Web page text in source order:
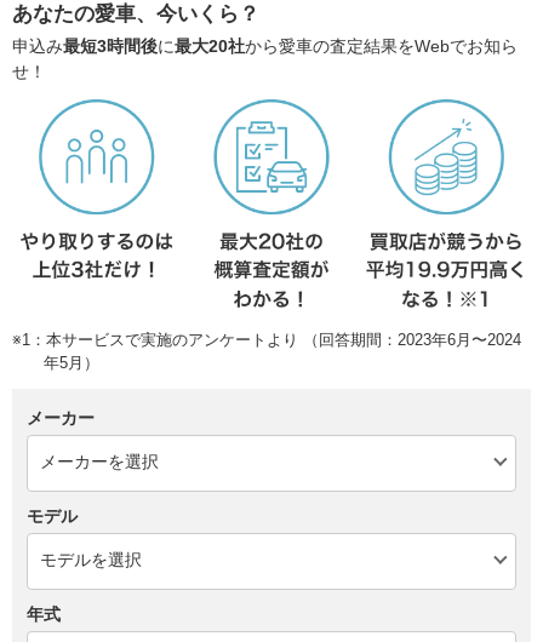
あなたの愛車、今いくら？
申込み最短3時間後に最大20社から愛車の査定結果をWebでお知ら
せ！
※1：本サービスで実施のアンケートより （回答期間：2023年6月〜2024
年5月）
メーカー
モデル
年式